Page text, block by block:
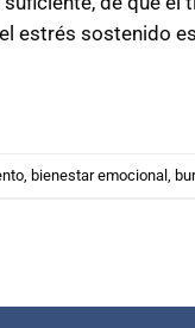
estrés sostenido
bienestar emocional